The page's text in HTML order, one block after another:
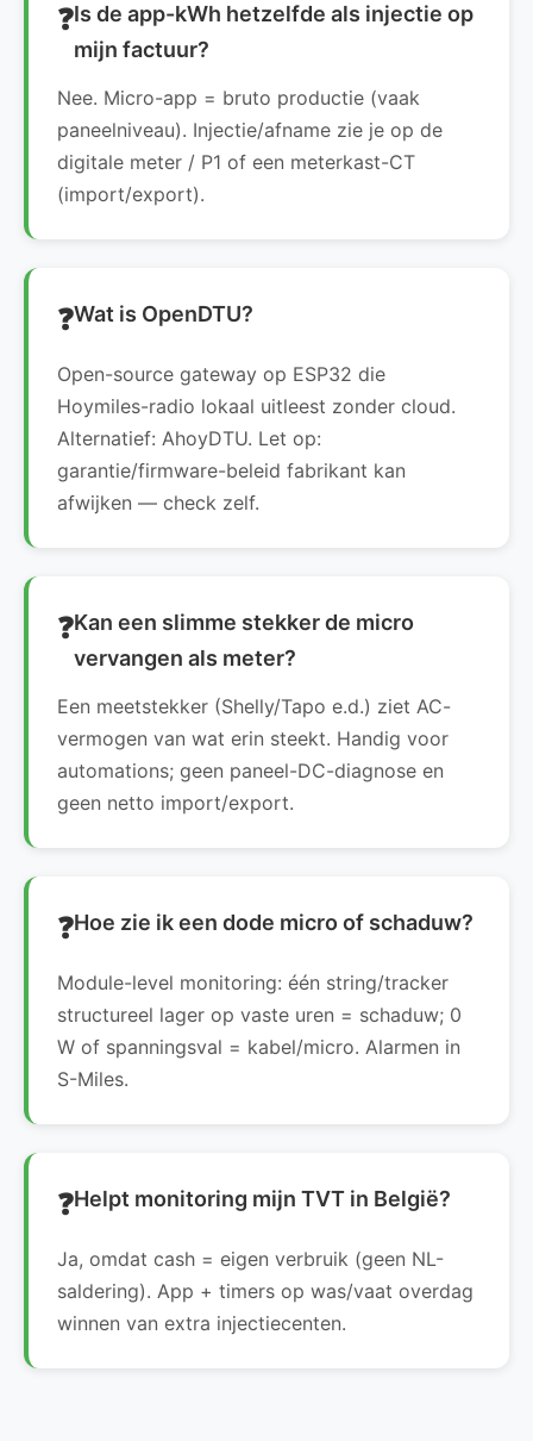
Is de app-kWh hetzelfde als injectie op
mijn factuur?
Nee. Micro-app = bruto productie (vaak
paneelniveau). Injectie/afname zie je op de
digitale meter / P1 of een meterkast-CT
(import/export).
Wat is OpenDTU?
Open-source gateway op ESP32 die
Hoymiles-radio lokaal uitleest zonder cloud.
Alternatief: AhoyDTU. Let op:
garantie/firmware-beleid fabrikant kan
afwijken — check zelf.
Kan een slimme stekker de micro
vervangen als meter?
Een meetstekker (Shelly/Tapo e.d.) ziet AC-
vermogen van wat erin steekt. Handig voor
automations; geen paneel-DC-diagnose en
geen netto import/export.
Hoe zie ik een dode micro of schaduw?
Module-level monitoring: één string/tracker
structureel lager op vaste uren = schaduw; 0
W of spanningsval = kabel/micro. Alarmen in
S-Miles.
Helpt monitoring mijn TVT in België?
Ja, omdat cash = eigen verbruik (geen NL-
saldering). App + timers op was/vaat overdag
winnen van extra injectiecenten.